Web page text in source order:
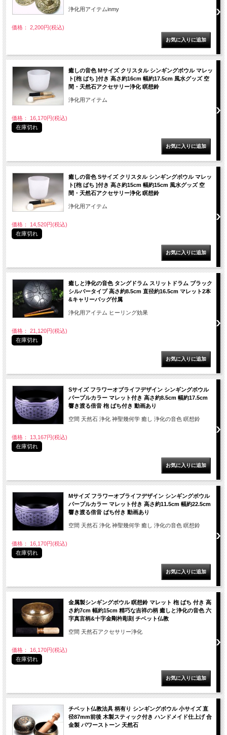
浄化用アイテムinmy
価格： 2,200円(税込)
癒しの音色 Mサイズ クリスタル シンギングボウル マレッ
ト[枹 ばち ]付き 高さ約16cm 幅約17.5cm 風水グッズ 空
間・天然石アクセサリー浄化 瞑想鈴
浄化用アイテム
価格： 16,170円(税込)
在庫切れ
癒しの音色 Sサイズ クリスタル シンギングボウル マレッ
ト[枹 ばち ]付き 高さ約15cm 幅約15cm 風水グッズ 空
間・天然石アクセサリー浄化 瞑想鈴
浄化用アイテム
価格： 14,520円(税込)
在庫切れ
癒しと浄化の音色 タングドラム スリットドラム ブラック
シルバータイプ 高さ約8.5cm 直径約16.5cm マレット2本
&キャリーバッグ付属
浄化用アイテム ヒーリング効果
価格： 21,120円(税込)
在庫切れ
Sサイズ フラワーオブライフデザイン シンギングボウル
パープルカラー マレット付き 高さ約8.5cm 幅約17.5cm
響き渡る倍音 枹 ばち付き 動画あり
空間 天然石 浄化 神聖幾何学 癒し 浄化の音色 瞑想鈴
価格： 13,167円(税込)
在庫切れ
Mサイズ フラワーオブライフデザイン シンギングボウル
パープルカラー マレット付き 高さ約11.5cm 幅約22.5cm
響き渡る倍音 ばち付き 動画あり
空間 天然石 浄化 神聖幾何学 癒し 浄化の音色 瞑想鈴
価格： 16,170円(税込)
在庫切れ
金属製シンギングボウル 瞑想鈴 マレット 枹 ばち 付き 高
さ約7cm 幅約15cm 精巧な吉祥の柄 癒しと浄化の音色 六
字真言柄&十字金剛杵彫刻 チベット仏教
空間 天然石アクセサリー浄化
価格： 16,170円(税込)
在庫切れ
チベット仏教法具 柄有り シンギングボウル 小サイズ 直
径87mm前後 木製スティック付き ハンドメイド仕上げ 合
金製 パワーストーン 天然石